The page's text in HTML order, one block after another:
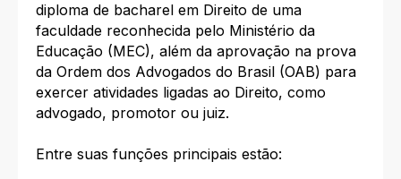
diploma de bacharel em Direito de uma
faculdade reconhecida pelo Ministério da
Educação (MEC), além da aprovação na prova
da Ordem dos Advogados do Brasil (OAB) para
exercer atividades ligadas ao Direito, como
advogado, promotor ou juiz.
Entre suas funções principais estão: